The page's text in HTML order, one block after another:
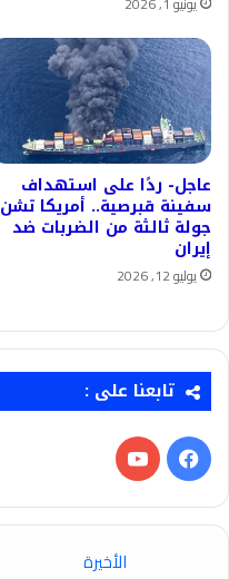
عاجل- ردًا على استهداف
سفينة قبرصية.. أمريكا تشن
جولة ثالثة من الضربات ضد
إيران
يوليو 12, 2026
تابعنا على :
فيسبوك‫YouTube
الأخيرة